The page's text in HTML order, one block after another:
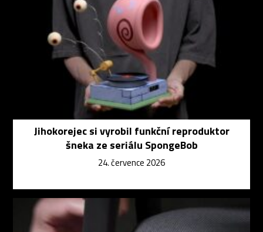
Jihokorejec si vyrobil funkční reproduktor
šneka ze seriálu SpongeBob
24. července 2026